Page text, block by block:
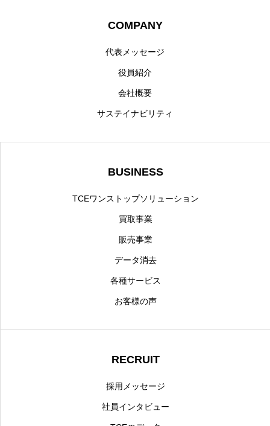
COMPANY
代表メッセージ
役員紹介
会社概要
サステイナビリティ
BUSINESS
TCEワンストップソリューション
買取事業
販売事業
データ消去
各種サービス
お客様の声
RECRUIT
採用メッセージ
社員インタビュー